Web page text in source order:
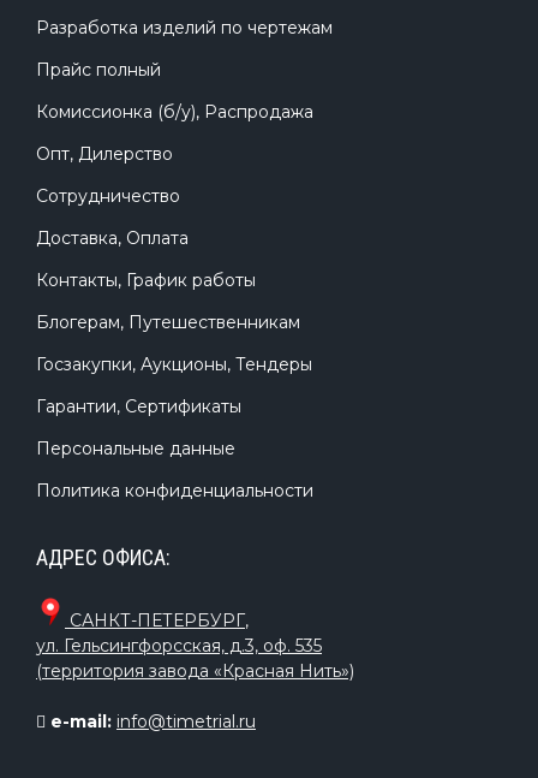
Разработка изделий по чертежам
Прайс полный
Комиссионка (б/у), Распродажа
Опт, Дилерство
Сотрудничество
Доставка, Оплата
Контакты, График работы
Блогерам, Путешественникам
Госзакупки, Аукционы, Тендеры
Гарантии, Сертификаты
Персональные данные
Политика конфиденциальности
АДРЕС ОФИСА:
САНКТ-ПЕТЕРБУРГ,
ул. Гельсингфорсская, д.3, оф. 535
(территория завода «Красная Нить»)
e-mail: info@timetrial.ru